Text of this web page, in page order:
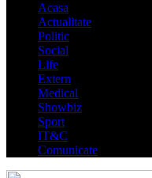
Acasa
Actualitate
Politic
Social
Life
Extern
Medical
Showbiz
Sport
IT&C
Comunicate